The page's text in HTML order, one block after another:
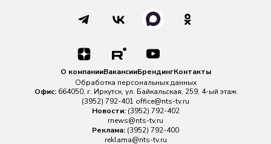
О компанииВакансииБрендингКонтакты
Обработка персональных данных
Офис: 664050, г. Иркутск, ул. Байкальская, 259, 4-ый этаж
(3952) 792-401 office@nts-tv.ru
Новости: (3952) 792-402
rnews@nts-tv.ru
Реклама: (3952) 792-400
reklama@nts-tv.ru